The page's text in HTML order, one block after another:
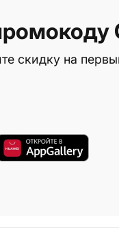
скидку на